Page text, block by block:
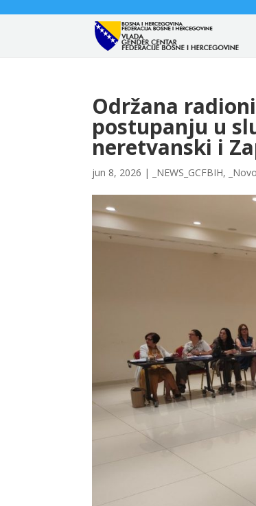
Održana
postupanju u
neretvanski i
jun 8, 2026 | _NEWS_GCFBIH,